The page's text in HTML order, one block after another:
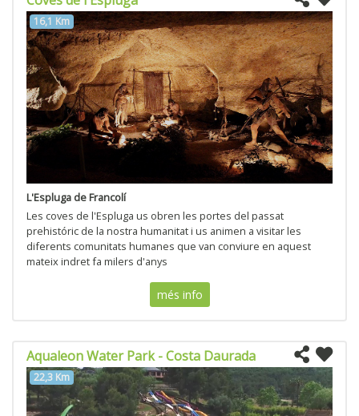
16,1 Km
L'Espluga de Francolí
Les coves de l'Espluga us obren les portes del passat
prehistóric de la nostra humanitat i us animen a visitar les
diferents comunitats humanes que van conviure en aquest
mateix indret fa milers d'anys
més info
Aqualeon Water Park - Costa Daurada
22,3 Km